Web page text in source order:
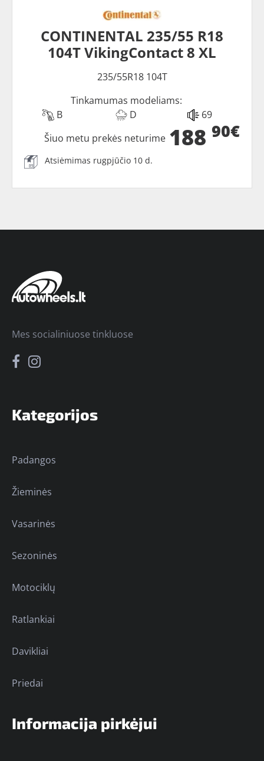
CONTINENTAL 235/55 R18
104T VikingContact 8 XL
235/55R18 104T
Tinkamumas modeliams:
B
D 69
188 90€
Šiuo metu prekės neturime
Atsiėmimas rugpjūčio 10 d.
Kategorijos
Padangos
Žieminės
Vasarinės
Sezoninės
Motociklų
Ratlankiai
Davikliai
Priedai
Informacija pirkėjui
Mes socialiniuose tinkluose